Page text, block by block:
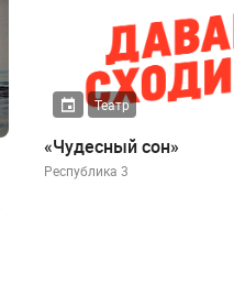
Театр
«Чудесный сон»
Республика 3